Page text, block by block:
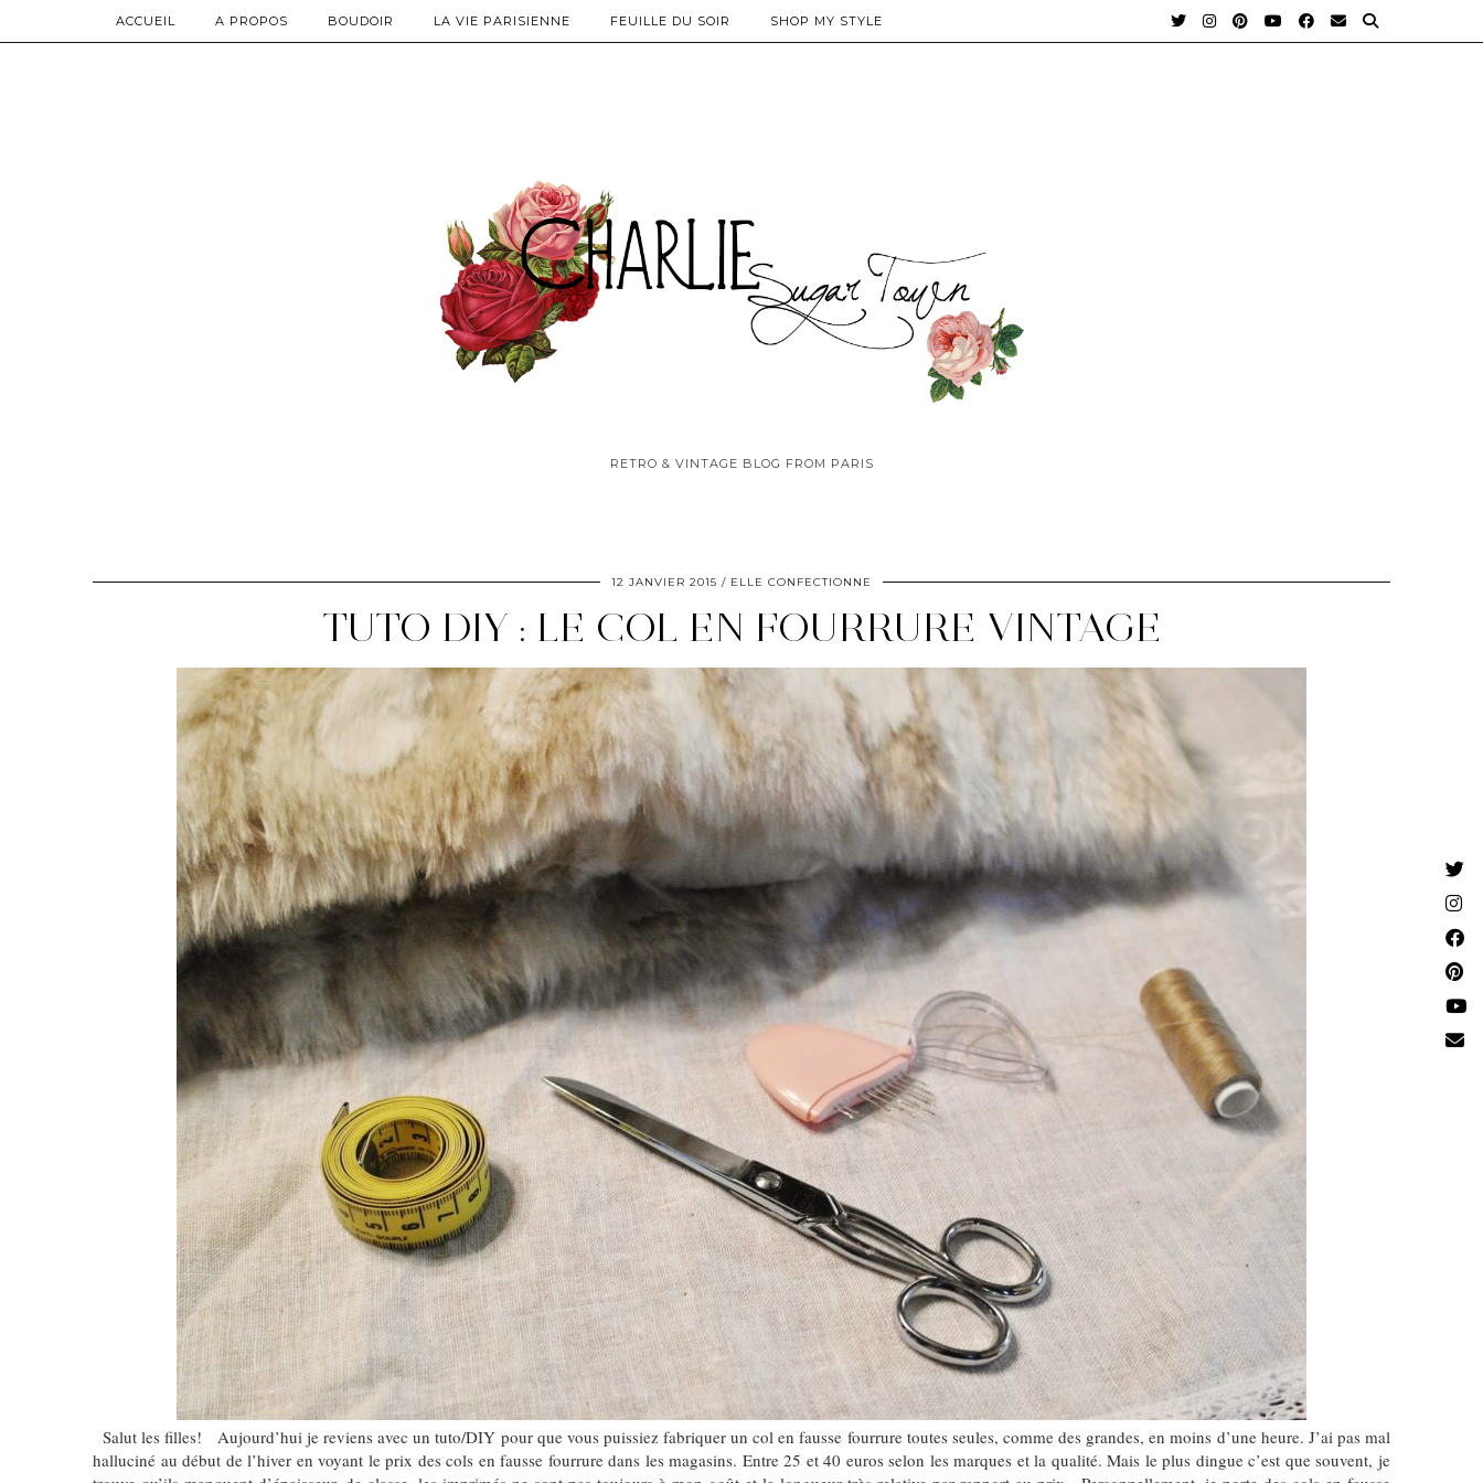
RETRO & VINTAGE BLOG FROM PARIS
ACCUEIL A PROPOS BOUDOIR LA VIE PARISIENNE FEUILLE DU SOIR SHOP MY STYLE
12 JANVIER 2015 ELLE CONFECTIONNE
TUTO DIY : LE COL EN FOURRURE VINTAGE
Salut les filles! Aujourd’hui je reviens avec un tuto/DIY pour que vous puissiez fabriquer un col en fausse fourrure toutes seules, comme des grandes, en moins d’une heure. J’ai pas mal
halluciné au début de l’hiver en voyant le prix des cols en fausse fourrure dans les magasins. Entre 25 et 40 euros selon les marques et la qualité. Mais le plus dingue c’est que souvent, je